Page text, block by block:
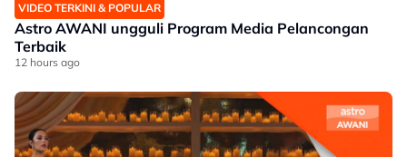
VIDEO TERKINI & POPULAR
Astro AWANI ungguli Program Media Pelancongan
Terbaik
12 hours ago